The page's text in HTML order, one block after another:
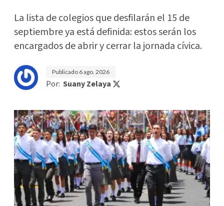
La lista de colegios que desfilarán el 15 de
septiembre ya está definida: estos serán los
encargados de abrir y cerrar la jornada cívica.
Publicado 6 ago. 2026
Por: Suany Zelaya